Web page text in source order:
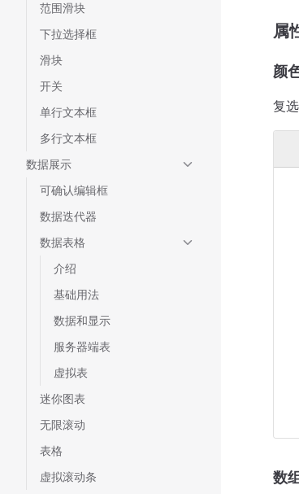
范围滑块
下拉选择框
滑块
开关
单行文本框
多行文本框
数据展示
可确认编辑框
数据迭代器
数据表格
介绍
基础用法
数据和显示
服务器端表
虚拟表
迷你图表
无限滚动
表格
虚拟滚动条
属
颜
复
数